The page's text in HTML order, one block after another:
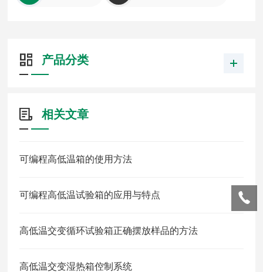
产品分类
相关文章
可编程高低温箱的使用方法
可编程高低温试验箱的应用与特点
高低温交变循环试验箱正确摆放样品的方法
高低温交变湿热箱倥制系统